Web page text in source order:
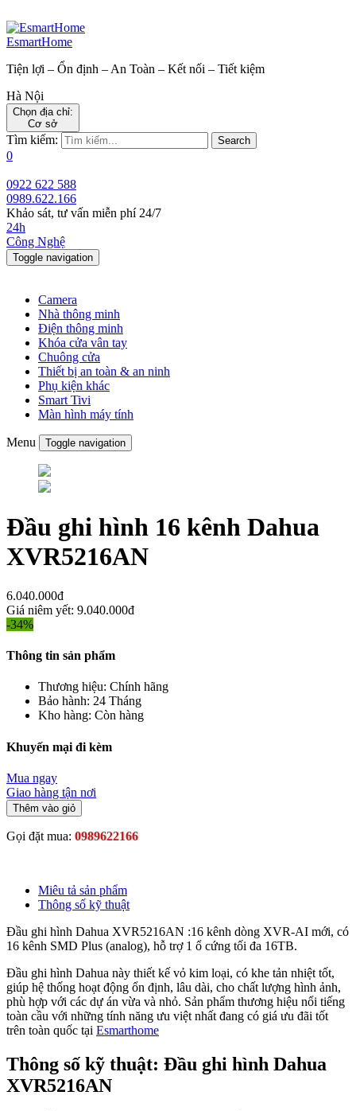
EsmartHome
Tiện lợi – Ổn định – An Toàn – Kết nối – Tiết kiệm
Hà Nội
Chọn địa chỉ:
Cơ sở
Tìm kiếm: Search
0
0922 622 588
0989.622.166
Khảo sát, tư vấn miễn phí 24/7
24h
Công Nghệ
Toggle navigation
Camera
Nhà thông minh
Điện thông minh
Khóa cửa vân tay
Chuông cửa
Thiết bị an toàn & an ninh
Phụ kiện khác
Smart Tivi
Màn hình máy tính
Menu Toggle navigation
Đầu ghi hình 16 kênh Dahua
XVR5216AN
6.040.000đ
Giá niêm yết: 9.040.000đ
-34%
Thông tin sản phẩm
Thương hiệu: Chính hãng
Bảo hành: 24 Tháng
Kho hàng: Còn hàng
Khuyến mại đi kèm
Mua ngay
Giao hàng tận nơi
Thêm vào giỏ
Gọi đặt mua: 0989622166
Miêu tả sản phẩm
Thông số kỹ thuật
Đầu ghi hình Dahua XVR5216AN :16 kênh dòng XVR-AI mới, có
16 kênh SMD Plus (analog), hỗ trợ 1 ổ cứng tối đa 16TB.
Đầu ghi hình Dahua này thiết kế vỏ kim loại, có khe tản nhiệt tốt,
giúp hệ thống hoạt động ổn định, lâu dài, cho chất lượng hình ảnh,
phù hợp với các dự án vừa và nhỏ. Sản phẩm thương hiệu nổi tiếng
toàn cầu với những tính năng ưu việt nhất đang có giá ưu đãi tốt
trên toàn quốc tại Esmarthome
Thông số kỹ thuật: Đầu ghi hình Dahua
XVR5216AN